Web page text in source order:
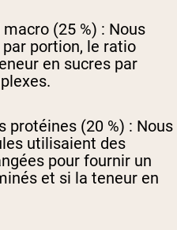
(25 %) : Nous
portion, le ratio
en sucres par
protéines (20 %) : Nous
utilisaient des
pour fournir un
et si la teneur en